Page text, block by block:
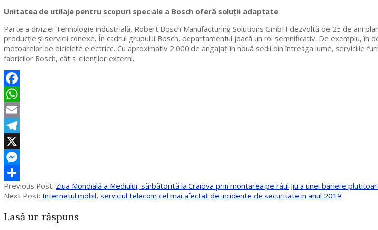
Unitatea de utilaje pentru scopuri speciale a Bosch oferă soluții adaptate
Parte a diviziei Tehnologie industrială, Robert Bosch Manufacturing Solutions GmbH dezvoltă de 25 de ani
producție și servicii conexe. În cadrul grupului Bosch, departamentul joacă un rol semnificativ. De exemplu,
motoarelor de biciclete electrice. Cu aproximativ 2.000 de angajați în nouă sedii din întreaga lume, serviciile
fabricilor Bosch, cât și clienților externi.
Facebook
WhatsApp
Email
Telegram
X
Messenger
Partajează
2020-
06-
Previous Post: Ziua Mondială a Mediului, sărbătorită la Craiova prin montarea pe râul Jiu a unei bariere
Next Post: Internetul mobil, serviciul telecom cel mai afectat de incidente de securitate in anul 2019
Lasă un răspuns